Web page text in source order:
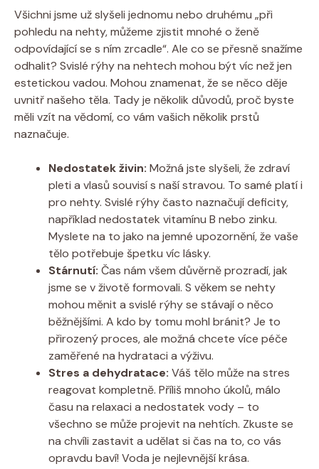
Všichni jsme už slyšeli jednomu nebo druhému „při
pohledu na nehty, můžeme zjistit mnohé o ženě
odpovídající se s ním zrcadle“. Ale co se přesně snažíme
odhalit? Svislé rýhy na nehtech mohou být víc než jen
estetickou vadou. Mohou znamenat, že se něco děje
uvnitř našeho těla. Tady je několik důvodů, proč byste
měli vzít na vědomí, co vám vašich několik prstů
naznačuje.
Nedostatek živin: Možná jste slyšeli, že zdraví
pleti a vlasů souvisí s naší stravou. To samé platí i
pro nehty. Svislé rýhy často naznačují deficity,
například nedostatek vitamínu B nebo zinku.
Myslete na to jako na jemné upozornění, že vaše
tělo potřebuje špetku víc lásky.
Stárnutí: Čas nám všem důvěrně prozradí, jak
jsme se v životě formovali. S věkem se nehty
mohou měnit a svislé rýhy se stávají o něco
běžnějšími. A kdo by tomu mohl bránit? Je to
přirozený proces, ale možná chcete více péče
zaměřené na hydrataci a výživu.
Stres a dehydratace: Váš tělo může na stres
reagovat kompletně. Příliš mnoho úkolů, málo
času na relaxaci a nedostatek vody – to
všechno se může projevit na nehtích. Zkuste se
na chvíli zastavit a udělat si čas na to, co vás
opravdu baví! Voda je nejlevnější krása.